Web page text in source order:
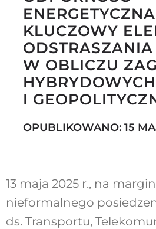
KLUCZOWY
ODSTRASZANIA
W OBLICZU
HYBRYDOWYCH
I
OPUBLIKOWANO: 15
13 maja 2025 r., na
nieformalnego
ds. Transportu,